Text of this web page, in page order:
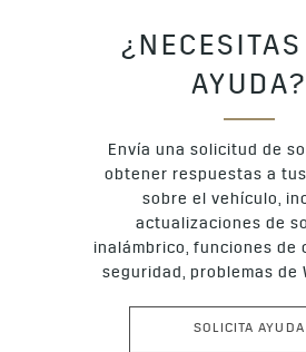
AYUDA?
Envía una solicitud de
obtener respuestas a
sobre el vehículo,
actualizaciones de
inalámbrico, funciones de
seguridad, problemas de
SOLICITA AYUDA